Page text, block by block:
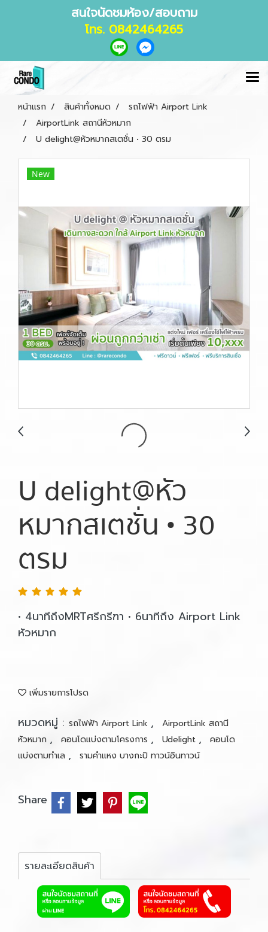
สนใจนัดชมห้อง/สอบถาม
โทร. 0842464265
หน้าแรก สินค้าทั้งหมด
รถไฟฟ้า Airport Link
AirportLink สถานีหัวหมาก
U delight@หัวหมากสเตชั่น • 30 ตรม
New
U delight@หัว
หมากสเตชั่น • 30
ตรม
• 4นาทีถึงMRTศรีกรีฑา • 6นาทีถึง Airport Link
หัวหมาก
เพิ่มรายการโปรด
หมวดหมู่ : รถไฟฟ้า Airport Link ,
AirportLink สถานี
หัวหมาก , คอนโดแบ่งตามโครงการ , Udelight ,
คอนโด
แบ่งตามทำเล , รามคำแหง บางกะปิ ทาวน์อินทาวน์
Share
รายละเอียดสินค้า